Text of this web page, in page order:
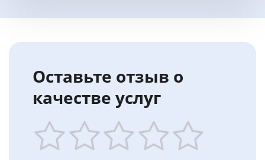
Оставьте отзыв о
качестве услуг